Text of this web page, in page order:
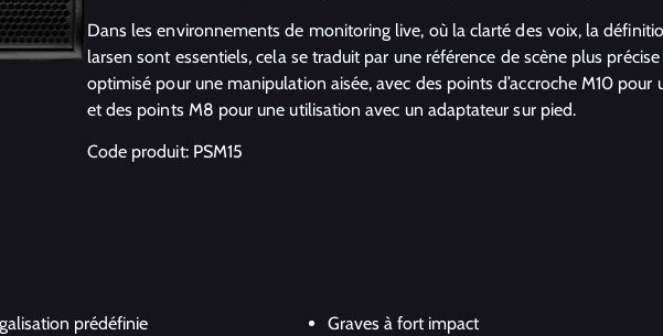
Dans les environnements de monitoring live, où la clarté des voix, la
larsen sont essentiels, cela se traduit par une référence de scène plus
optimisé pour une manipulation aisée, avec des points d’accroche M10 pour
et des points M8 pour une utilisation avec un adaptateur sur pied.
Code produit: PSM15
prédéfinie
Graves à fort impact